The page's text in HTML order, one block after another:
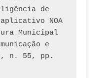
de
NOA
Municipal
e
n. 55, pp.